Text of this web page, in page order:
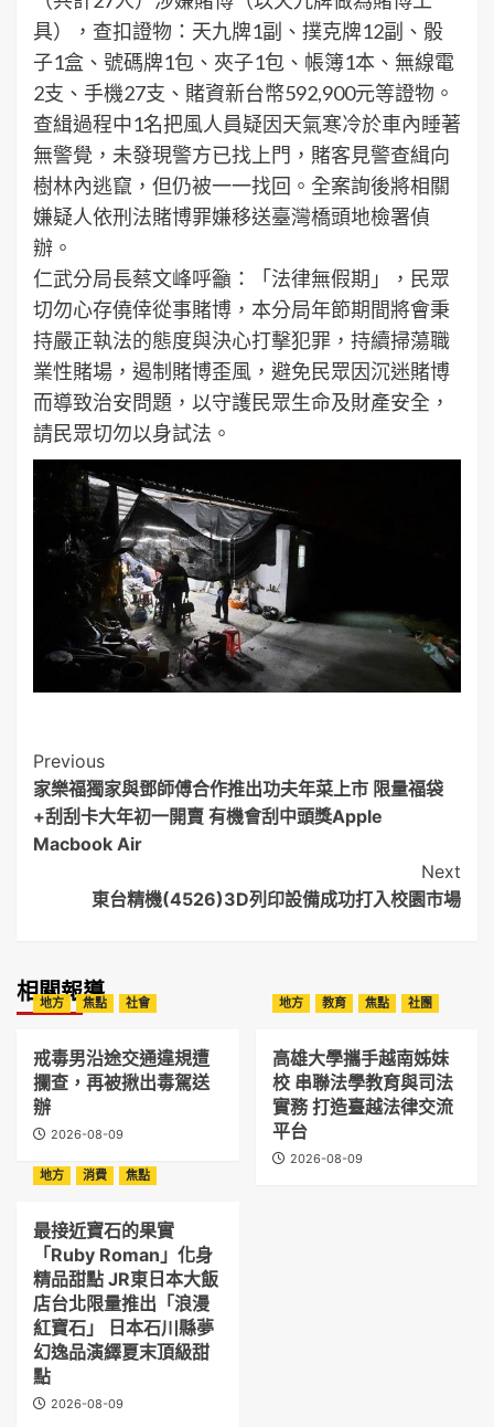
具），查扣證物：天九牌1副、撲克牌12副、骰
子1盒、號碼牌1包、夾子1包、帳簿1本、無線電
2支、手機27支、賭資新台幣592,900元等證物。
查緝過程中1名把風人員疑因天氣寒冷於車內睡著
無警覺，未發現警方已找上門，賭客見警查緝向
樹林內逃竄，但仍被一一找回。全案詢後將相關
嫌疑人依刑法賭博罪嫌移送臺灣橋頭地檢署偵
辦。
仁武分局長蔡文峰呼籲：「法律無假期」，民眾
切勿心存僥倖從事賭博，本分局年節期間將會秉
持嚴正執法的態度與決心打擊犯罪，持續掃蕩職
業性賭場，遏制賭博歪風，避免民眾因沉迷賭博
而導致治安問題，以守護民眾生命及財產安全，
請民眾切勿以身試法。
Post
Navigation
Previous
家樂福獨家與鄧師傅合作推出功夫年菜上市 限量福袋
+刮刮卡大年初一開賣 有機會刮中頭獎Apple
Macbook Air
Next
東台精機(4526)3D列印設備成功打入校園市場
相關報導
地方 焦點 社會
戒毒男沿途交通違規遭
攔查，再被揪出毒駕送
辦
2026-08-09
地方 教育 焦點 社團
高雄大學攜手越南姊妹
校 串聯法學教育與司法
實務 打造臺越法律交流
平台
2026-08-09
地方
消費 焦點
最接近寶石的果實
「Ruby Roman」化身
精品甜點 JR東日本大飯
店台北限量推出「浪漫
紅寶石」 日本石川縣夢
幻逸品演繹夏末頂級甜
點
2026-08-09